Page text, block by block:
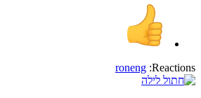
Reactions:
roneng